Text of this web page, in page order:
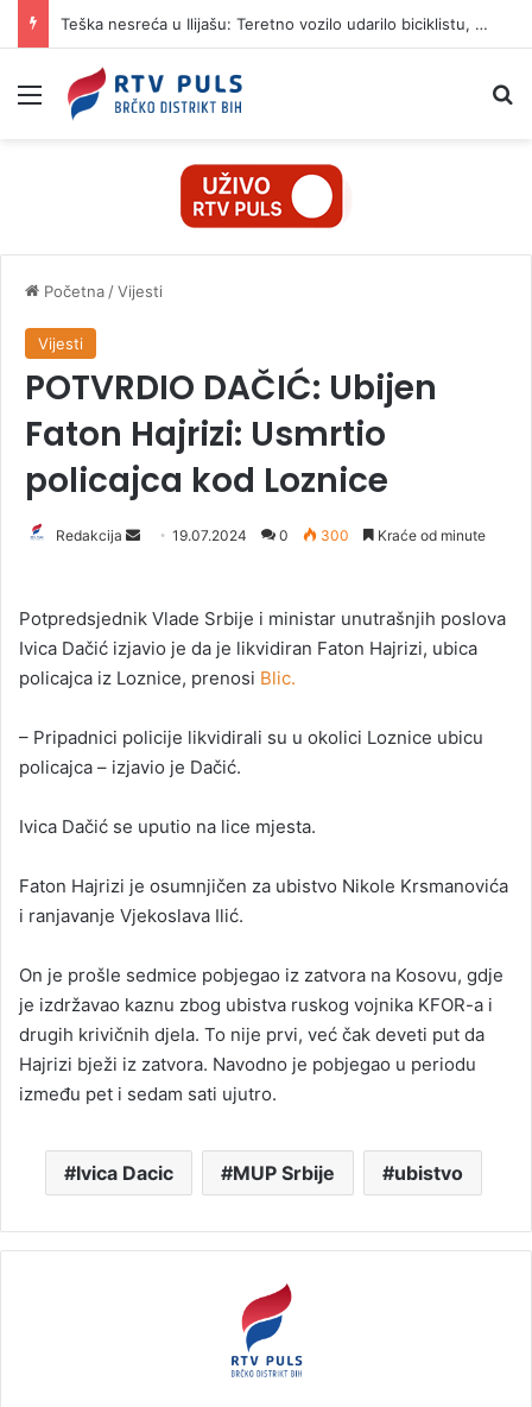
Teška nesreća u Ilijašu: Teretno vozilo udarilo biciklistu, 75-godišnjak zadržan u bolnici
Izbornik
Početna /Vijesti
Vijesti
POTVRDIO DAČIĆ: Ubijen
Faton Hajrizi: Usmrtio
policajca kod Loznice
Redakcija
d
a
n
m
a
l
19.07.2024 0 300 Kraće od minute
Potpredsjednik Vlade Srbije i ministar unutrašnjih poslova
Ivica Dačić izjavio je da je likvidiran Faton Hajrizi, ubica
policajca iz Loznice, prenosi Blic.
– Pripadnici policije likvidirali su u okolici Loznice ubicu
policajca – izjavio je Dačić.
Ivica Dačić se uputio na lice mjesta.
Faton Hajrizi je osumnjičen za ubistvo Nikole Krsmanovića
i ranjavanje Vjekoslava Ilić.
On je prošle sedmice pobjegao iz zatvora na Kosovu, gdje
je izdržavao kaznu zbog ubistva ruskog vojnika KFOR-a i
drugih krivičnih djela. To nije prvi, već čak deveti put da
Hajrizi bježi iz zatvora. Navodno je pobjegao u periodu
između pet i sedam sati ujutro.
Ivica Dacic MUP Srbije ubistvo